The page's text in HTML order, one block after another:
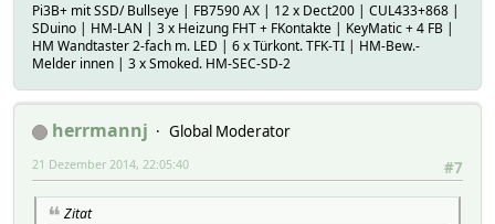
Pi3B+ mit SSD/ Bullseye | FB7590 AX | 12 x Dect200 | CUL433+868 |
SDuino | HM-LAN | 3 x Heizung FHT + FKontakte | KeyMatic + 4 FB |
HM Wandtaster 2-fach m. LED | 6 x Türkont. TFK-TI | HM-Bew.-
Melder innen | 3 x Smoked. HM-SEC-SD-2
herrmannj
Global Moderator
#7
21 Dezember 2014, 22:05:40
Zitat